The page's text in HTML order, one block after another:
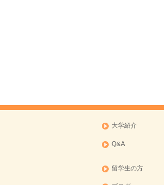
大学紹介
Q&A
留学生の方